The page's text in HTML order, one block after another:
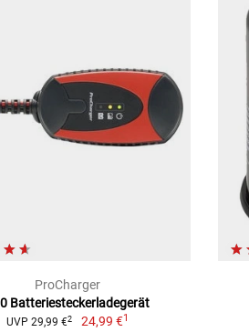
ProCharger
Batteriesteckerladegerät
UVP 29,99 €2 24,99 €1